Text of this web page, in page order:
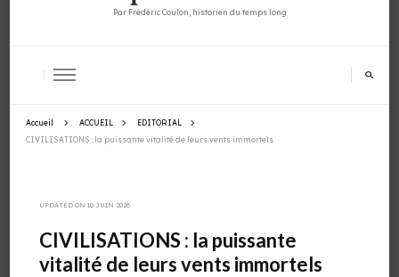
Par Frédéric Coulon, historien du temps long
Accueil ACCUEIL
EDITORIAL
CIVILISATIONS : la puissante vitalité de leurs vents immortels
UPDATED ON 10 JUIN 2026
CIVILISATIONS : la puissante
vitalité de leurs vents immortels